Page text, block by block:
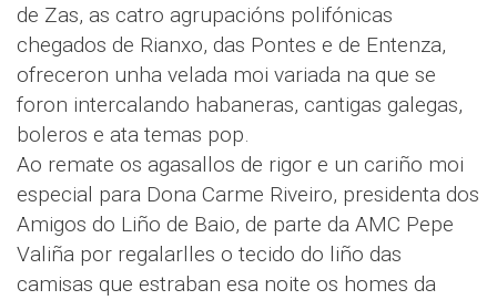
de Zas, as catro agrupacións polifónicas
chegados de Rianxo, das Pontes e de Entenza,
ofreceron unha velada moi variada na que se
foron intercalando habaneras, cantigas galegas,
boleros e ata temas pop.
Ao remate os agasallos de rigor e un cariño moi
especial para Dona Carme Riveiro, presidenta dos
Amigos do Liño de Baio, de parte da AMC Pepe
Valiña por regalarlles o tecido do liño das
camisas que estraban esa noite os homes da